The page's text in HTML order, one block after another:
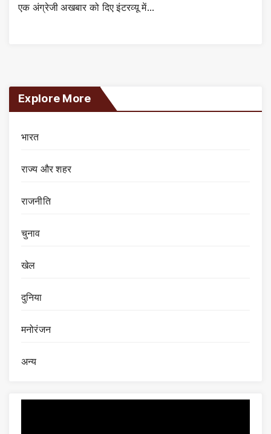
एक अंग्रेजी अखबार को दिए इंटरव्यू में…
Explore More
भारत
राज्य और शहर
राजनीति
चुनाव
खेल
दुनिया
मनोरंजन
अन्य